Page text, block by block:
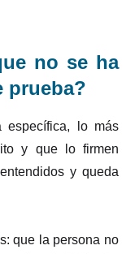
no se ha
prueba?
lo más
y que lo firmen
y queda
que la persona no